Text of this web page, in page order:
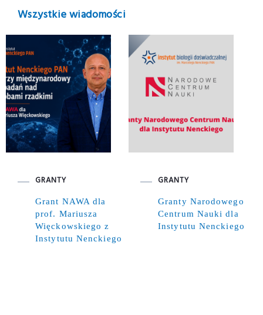
Wszystkie wiadomości
GRANTY
Grant NAWA dla
prof. Mariusza
Więckowskiego z
Instytutu Nenckiego
GRANTY
Granty Narodowego
Centrum Nauki dla
Instytutu Nenckiego